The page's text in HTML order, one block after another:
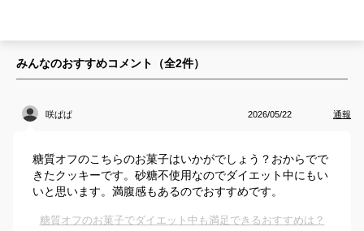
みんなのおすすめコメント（全2件）
咲ぱぱ 2026/05/22 通報
糖質オフのこちらのお菓子はいかがでしょう？おからでで
きたクッキーです。砂糖不使用なのでダイエット中にもい
いと思います。満腹感もあるのでおすすめです。
糖質オフのお菓子でダイエット中も満足できるおすすめは？